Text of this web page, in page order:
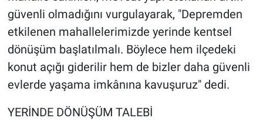
güvenli olmadığını vurgulayarak, "Depremden
etkilenen mahallelerimizde yerinde kentsel
dönüşüm başlatılmalı. Böylece hem ilçedeki
konut açığı giderilir hem de bizler daha güvenli
evlerde yaşama imkânına kavuşuruz" dedi.
YERİNDE DÖNÜŞÜM TALEBİ